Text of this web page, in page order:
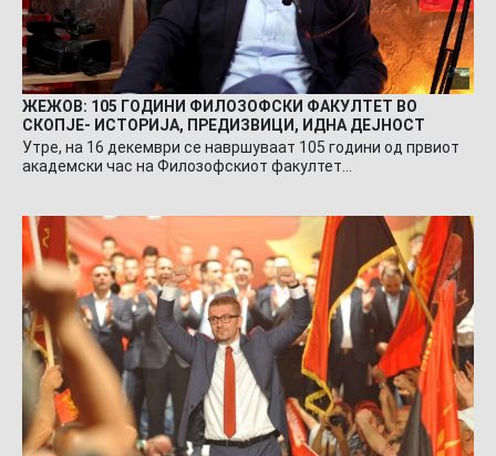
ЖЕЖОВ: 105 ГОДИНИ ФИЛОЗОФСКИ ФАКУЛТЕТ ВО
СКОПЈЕ- ИСТОРИЈА, ПРЕДИЗВИЦИ, ИДНА ДЕЈНОСТ
Утре, на 16 декември се навршуваат 105 години од првиот
академски час на Филозофскиот факултет…